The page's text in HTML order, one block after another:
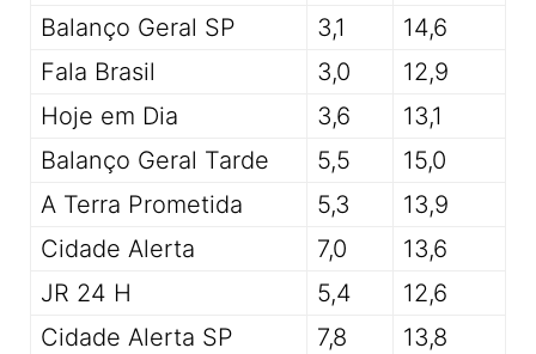
Balanço Geral SP
3,1
14,6
Fala Brasil
3,0
12,9
Hoje em Dia
3,6
13,1
Balanço Geral Tarde
5,5
15,0
A Terra Prometida
5,3
13,9
Cidade Alerta
7,0
13,6
JR 24 H
5,4
12,6
Cidade Alerta SP
7,8
13,8